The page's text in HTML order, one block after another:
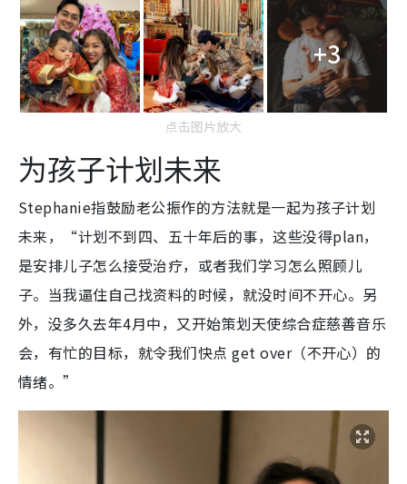
+3
点击图片放大
为孩子计划未来
Stephanie指鼓励老公振作的方法就是一起为孩子计划
未来，“计划不到四、五十年后的事，这些没得plan，
是安排儿子怎么接受治疗，或者我们学习怎么照顾儿
子。当我逼住自己找资料的时候，就没时间不开心。另
外，没多久去年4月中，又开始策划天使综合症慈善音乐
会，有忙的目标，就令我们快点 get over（不开心）的
情绪。”